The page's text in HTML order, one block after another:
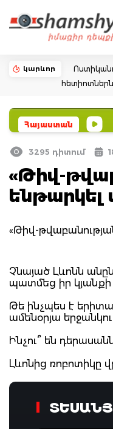
կարևոր
Հայաստան
3295 դիտում
«Թիվ-
ենթարկել
«Թիվ-
Չնայած Լևոնն
պատմեց իր
Թե ինչպես է
ամենօրյա
Ինչու ՞ են
Լևոնից ռոբոտիկը